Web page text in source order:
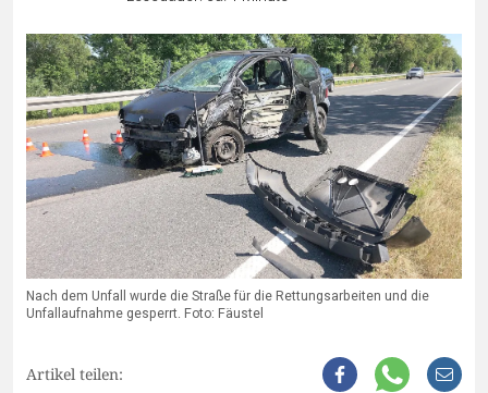
Nach dem Unfall wurde die Straße für die Rettungsarbeiten und die
Unfallaufnahme gesperrt. Foto: Fäustel
Artikel teilen: